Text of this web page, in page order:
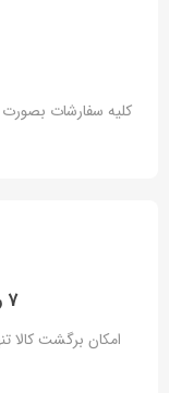
کلیه سفارشات
7 روز گارانتی بازگشت وجه
امکان برگشت کالا